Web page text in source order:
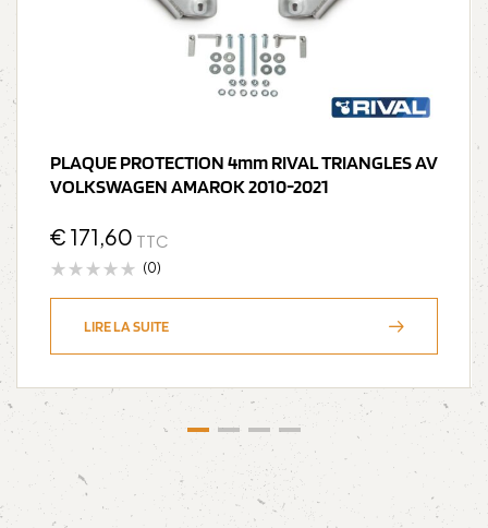
PLAQUE PROTECTION 4mm RIVAL TRIANGLES AV
VOLKSWAGEN AMAROK 2010-2021
€ 171,60 TTC
(0)
LIRE LA SUITE